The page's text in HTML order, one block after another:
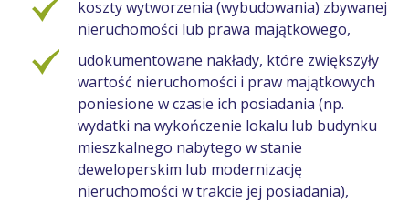
koszty wytworzenia (wybudowania) zbywanej
nieruchomości lub prawa majątkowego,
udokumentowane nakłady, które zwiększyły
wartość nieruchomości i praw majątkowych
poniesione w czasie ich posiadania (np.
wydatki na wykończenie lokalu lub budynku
mieszkalnego nabytego w stanie
deweloperskim lub modernizację
nieruchomości w trakcie jej posiadania),